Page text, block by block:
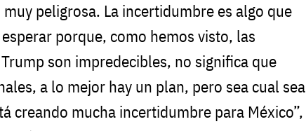
muy peligrosa. La incertidumbre es algo que
porque, como hemos visto, las
son impredecibles, no significa que
a lo mejor hay un plan, pero sea cual sea
creando mucha incertidumbre para México”,